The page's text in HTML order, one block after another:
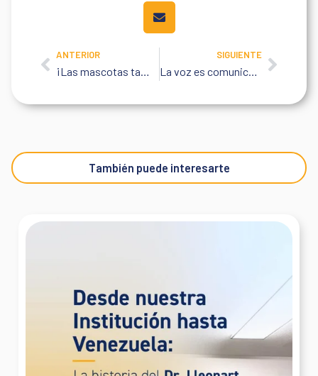
Prev
ANTERIOR
¡Las mascotas también sufren golpes de calor!
SIGUIENTE
La voz es comunicación, ¡cuidala! Next
También puede interesarte